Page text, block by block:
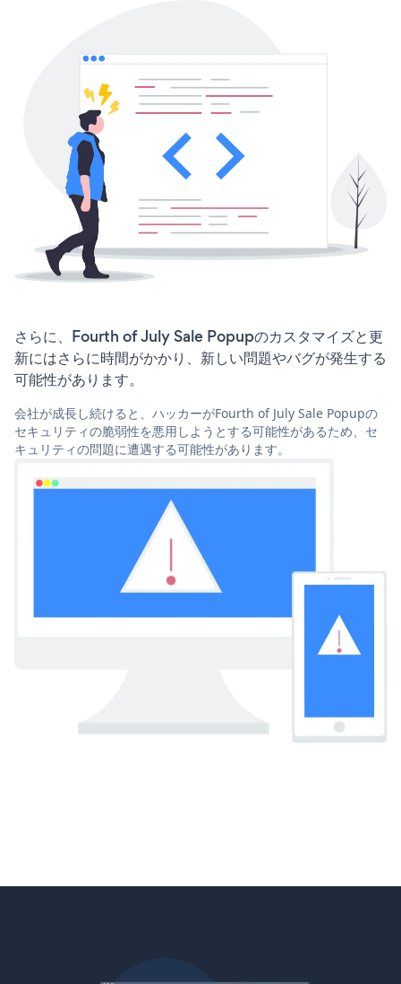
さらに、Fourth of July Sale Popupのカスタマイズと更
新にはさらに時間がかかり、新しい問題やバグが発生する
可能性があります。
会社が成長し続けると、ハッカーがFourth of July Sale Popupの
セキュリティの脆弱性を悪用しようとする可能性があるため、セ
キュリティの問題に遭遇する可能性があります。